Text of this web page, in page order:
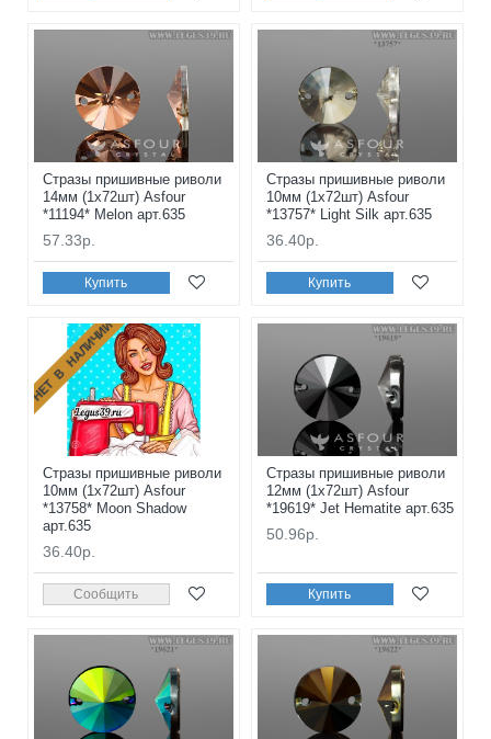
Стразы пришивные риволи
14мм (1x72шт) Asfour
*11194* Melon арт.635
57.33р.
Купить
Стразы пришивные риволи
10мм (1x72шт) Asfour
*13757* Light Silk арт.635
36.40р.
Купить
НЕТ В НАЛИЧИИ
Стразы пришивные риволи
10мм (1x72шт) Asfour
*13758* Moon Shadow
арт.635
36.40р.
Сообщить
Стразы пришивные риволи
12мм (1x72шт) Asfour
*19619* Jet Hematite арт.635
50.96р.
Купить